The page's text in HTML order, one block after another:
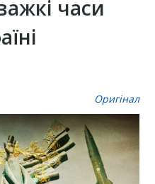
часи
Оригінал